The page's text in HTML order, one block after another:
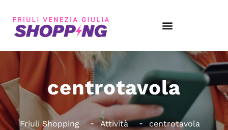
centrotavola
Friuli Shopping Attività centrotavola